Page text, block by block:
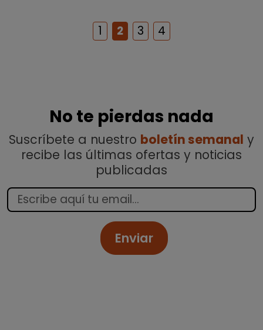
1 2 3 4
No te pierdas nada
Suscríbete a nuestro boletín semanal y
recibe las últimas ofertas y noticias
publicadas
Enviar